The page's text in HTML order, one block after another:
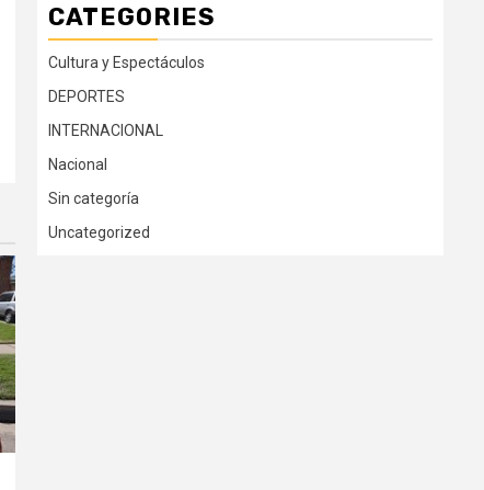
CATEGORIES
Cultura y Espectáculos
DEPORTES
INTERNACIONAL
Nacional
Sin categoría
Uncategorized